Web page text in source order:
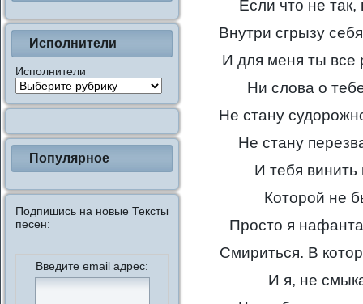
Исполнители
Исполнители
Популярное
Подпишись на новые Тексты
песен:
Введите email адрес:
Если что не
Внутри сгрызу
И для меня ты все
Ни слова о
Не стану
Не стану
И тебя винить
Которой не
Просто я
Смириться. В
И я, не